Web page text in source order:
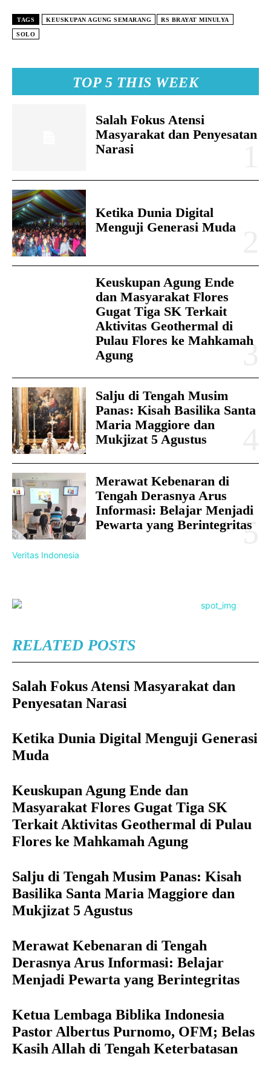
TOP 5 THIS WEEK
Salah Fokus Atensi
Masyarakat dan Penyesatan
Narasi
Ketika Dunia Digital
Menguji Generasi Muda
Keuskupan Agung Ende
dan Masyarakat Flores
Gugat Tiga SK Terkait
Aktivitas Geothermal di
Pulau Flores ke Mahkamah
Agung
Salju di Tengah Musim
Panas: Kisah Basilika Santa
Maria Maggiore dan
Mukjizat 5 Agustus
Merawat Kebenaran di
Tengah Derasnya Arus
Informasi: Belajar Menjadi
Pewarta yang Berintegritas
Veritas Indonesia
RELATED POSTS
Salah Fokus Atensi Masyarakat dan
Penyesatan Narasi
Ketika Dunia Digital Menguji Generasi
Muda
Keuskupan Agung Ende dan
Masyarakat Flores Gugat Tiga SK
Terkait Aktivitas Geothermal di Pulau
Flores ke Mahkamah Agung
Salju di Tengah Musim Panas: Kisah
Basilika Santa Maria Maggiore dan
Mukjizat 5 Agustus
Merawat Kebenaran di Tengah
Derasnya Arus Informasi: Belajar
Menjadi Pewarta yang Berintegritas
Ketua Lembaga Biblika Indonesia
Pastor Albertus Purnomo, OFM; Belas
Kasih Allah di Tengah Keterbatasan
TAGS KEUSKUPAN AGUNG SEMARANG RS BRAYAT MINULYA
SOLO